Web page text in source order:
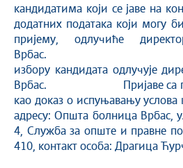
кандидатима који се јаве на
додатних података који могу
пријему, одлучиће
Врбас. О
избору кандидата одлучује
Врбас. Пријаве са
као доказ о испуњавању услова
адресу: Општа болница Врбас,
4, Служба за опште и правне
410, контакт особа: Драгица